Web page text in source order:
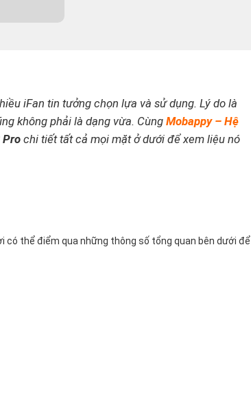
iFan tin tưởng chọn lựa và sử dụng. Lý do là
không phải là dạng vừa. CùngMobappy – Hệ
Prochi tiết tất cả mọi mặt ở dưới để xem liệu nó
có thể điểm qua những thông số tổng quan bên dưới để